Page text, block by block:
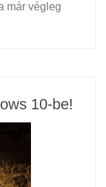
már végleg
10-be!